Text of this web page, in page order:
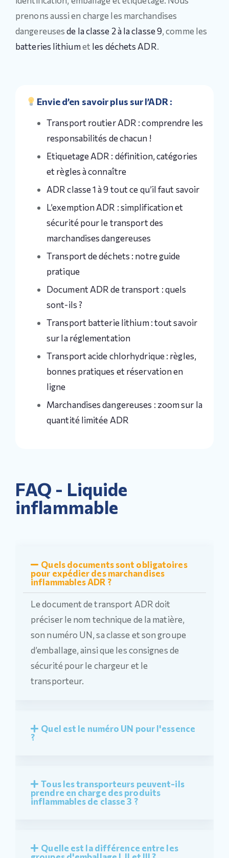
prenons aussi en charge les marchandises
dangereusesde la classe 2 à la classe 9, comme les
batteries lithiumet les déchets ADR.
Envie d’en savoir plus sur l’ADR :
Transport routier ADR : comprendre les
responsabilités de chacun !
Etiquetage ADR : définition, catégories
et règles à connaître
ADR classe 1 à 9 tout ce qu’il faut savoir
L’exemption ADR : simplification et
sécurité pour le transport des
marchandises dangereuses
Transport de déchets : notre guide
pratique
Document ADR de transport : quels
sont-ils ?
Transport batterie lithium : tout savoir
sur la réglementation
Transport acide chlorhydrique : règles,
bonnes pratiques et réservation en
ligne
Marchandises dangereuses : zoom sur la
quantité limitée ADR
FAQ - Liquide
inflammable
Quels documents sont obligatoires
pour expédier des marchandises
inflammables ADR ?
Le document de transport ADR doit
préciser le nom technique de la matière,
son numéro UN, sa classe et son groupe
d’emballage, ainsi que les consignes de
sécurité pour le chargeur et le
transporteur.
Quel est le numéro UN pour l'essence
?
Tous les transporteurs peuvent-ils
prendre en charge des produits
inflammables de classe 3 ?
Quelle est la différence entre les